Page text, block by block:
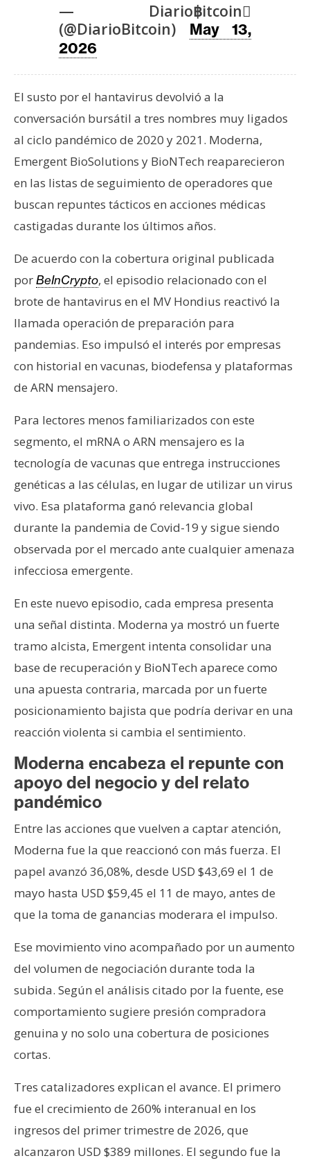
c
u
s
o
s
C
o
t
a
c
o
y
P
u
l
i
i
d
a
d
— Diario฿itcoin
(@DiarioBitcoin) May 13,
2026
El susto por el hantavirus devolvió a la
conversación bursátil a tres nombres muy ligados
al ciclo pandémico de 2020 y 2021. Moderna,
Emergent BioSolutions y BioNTech reaparecieron
en las listas de seguimiento de operadores que
buscan repuntes tácticos en acciones médicas
castigadas durante los últimos años.
De acuerdo con la cobertura original publicada
porBeInCrypto, el episodio relacionado con el
brote de hantavirus en el MV Hondius reactivó la
llamada operación de preparación para
pandemias. Eso impulsó el interés por empresas
con historial en vacunas, biodefensa y plataformas
de ARN mensajero.
Para lectores menos familiarizados con este
segmento, el mRNA o ARN mensajero es la
tecnología de vacunas que entrega instrucciones
genéticas a las células, en lugar de utilizar un virus
vivo. Esa plataforma ganó relevancia global
durante la pandemia de Covid-19 y sigue siendo
observada por el mercado ante cualquier amenaza
infecciosa emergente.
En este nuevo episodio, cada empresa presenta
una señal distinta. Moderna ya mostró un fuerte
tramo alcista, Emergent intenta consolidar una
base de recuperación y BioNTech aparece como
una apuesta contraria, marcada por un fuerte
posicionamiento bajista que podría derivar en una
reacción violenta si cambia el sentimiento.
Moderna encabeza el repunte con
apoyo del negocio y del relato
pandémico
Entre las acciones que vuelven a captar atención,
Moderna fue la que reaccionó con más fuerza. El
papel avanzó 36,08%, desde USD $43,69 el 1 de
mayo hasta USD $59,45 el 11 de mayo, antes de
que la toma de ganancias moderara el impulso.
Ese movimiento vino acompañado por un aumento
del volumen de negociación durante toda la
subida. Según el análisis citado por la fuente, ese
comportamiento sugiere presión compradora
genuina y no solo una cobertura de posiciones
cortas.
Tres catalizadores explican el avance. El primero
fue el crecimiento de 260% interanual en los
ingresos del primer trimestre de 2026, que
alcanzaron USD $389 millones. El segundo fue la